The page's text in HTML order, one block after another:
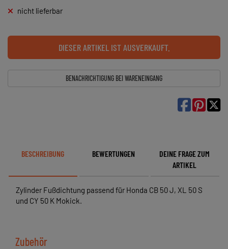
nicht lieferbar
DIESER ARTIKEL IST AUSVERKAUFT.
BENACHRICHTIGUNG BEI WARENEINGANG

BESCHREIBUNG BEWERTUNGEN
DEINE FRAGE ZUM
ARTIKEL
Zylinder Fußdichtung passend für Honda CB 50 J, XL 50 S
und CY 50 K Mokick.
Zubehör